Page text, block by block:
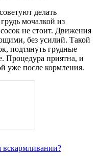
делать
мочалкой из
не стоит. Движения
без усилий. Такой
подтянуть грудные
Процедура приятна, и
уже после кормления.